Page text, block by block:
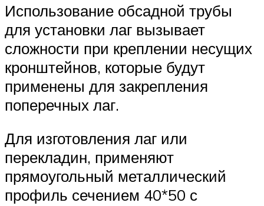
Использование обсадной трубы
для установки лаг вызывает
сложности при креплении несущих
кронштейнов, которые будут
применены для закрепления
поперечных лаг.
Для изготовления лаг или
перекладин, применяют
прямоугольный металлический
профиль сечением 40*50 с